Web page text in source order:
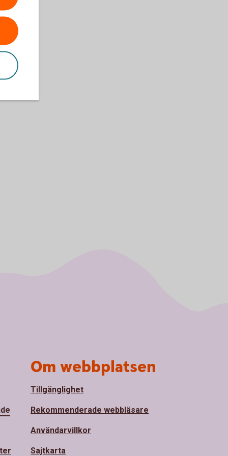
Om webbplatsen
Tillgänglighet
Rekommenderade webbläsare
Användarvillkor
Sajtkarta